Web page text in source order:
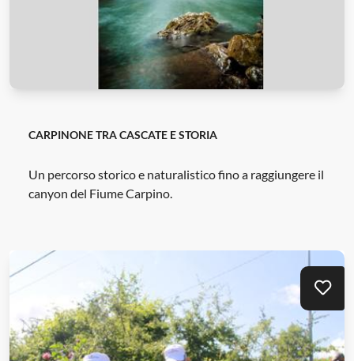
CARPINONE TRA CASCATE E STORIA
Un percorso storico e naturalistico fino a raggiungere il
canyon del Fiume Carpino.